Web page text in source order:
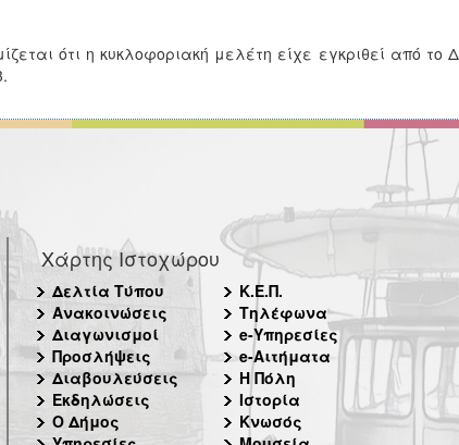
ότι η κυκλοφοριακή μελέτη είχε εγκριθεί από το
Χάρτης Ιστοχώρου
Δελτία Τύπου
Ανακοινώσεις
Διαγωνισμοί
Προσλήψεις
Διαβουλεύσεις
Εκδηλώσεις
Ο Δήμος
Κ.Ε.Π.
Τηλέφωνα
e-Υπηρεσίες
e-Αιτήματα
Η Πόλη
Ιστορία
Κνωσός